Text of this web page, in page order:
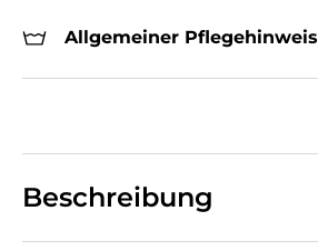
Allgemeiner Pflegehinweis
Beschreibung